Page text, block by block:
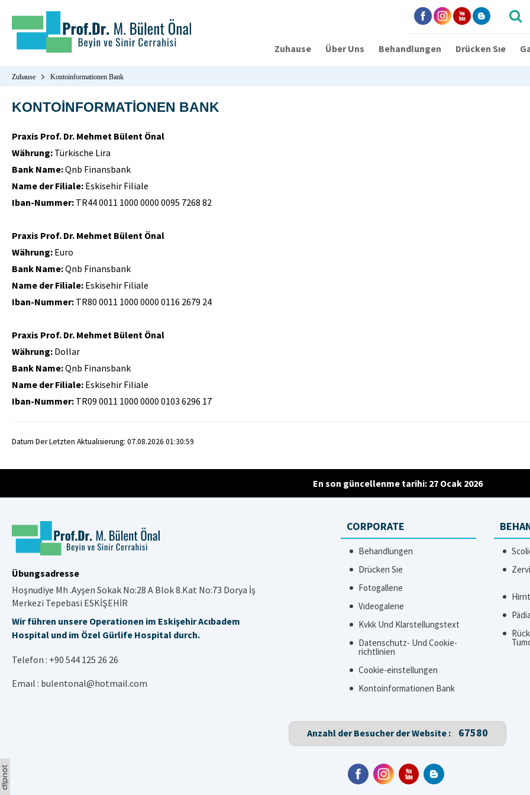
Zuhause Über Uns Behandlungen Drücken Sıe
Zuhause Kontoinformationen Bank
KONTOİNFORMATİONEN BANK
Praxis Prof. Dr. Mehmet Bülent Önal
Währung: Türkische Lira
Bank Name:Qnb Finansbank
Name der Filiale: Eskisehir Filiale
Iban-Nummer: TR44 0011 1000 0000 0095 7268 82
Praxis Prof. Dr. Mehmet Bülent Önal
Währung: Euro
Bank Name:Qnb Finansbank
Name der Filiale: Eskisehir Filiale
Iban-Nummer: TR80 0011 1000 0000 0116 2679 24
Praxis Prof. Dr. Mehmet Bülent Önal
Währung: Dollar
Bank Name:Qnb Finansbank
Name der Filiale: Eskisehir Filiale
Iban-Nummer: TR09 0011 1000 0000 0103 6296 17
Datum Der Letzten Aktualisierung: 07.08.2026 01:30:59
En son güncellenme tarihi: 27 Ocak 2026
Übungsadresse
Hoşnudiye Mh .Ayşen Sokak No:28 A Blok 8.Kat No:73 Dorya İş
Merkezi Tepebasi ESKİŞEHİR
Wir führen unsere Operationen im Eskişehir Acıbadem
Hospital und im Özel Gürlife Hospital durch.
Telefon : +90 544 125 26 26
Emaıl : bulentonal@hotmail.com
CORPORATE
Behandlungen
Drücken Sıe
Fotogallerıe
Vıdeogalerıe
Kvkk Und Klarstellungstext
Datenschutz- Und Cookie-
richtlinien
Cookie-einstellungen
Kontoinformationen Bank
Anzahl der Besucher der Website : 67580